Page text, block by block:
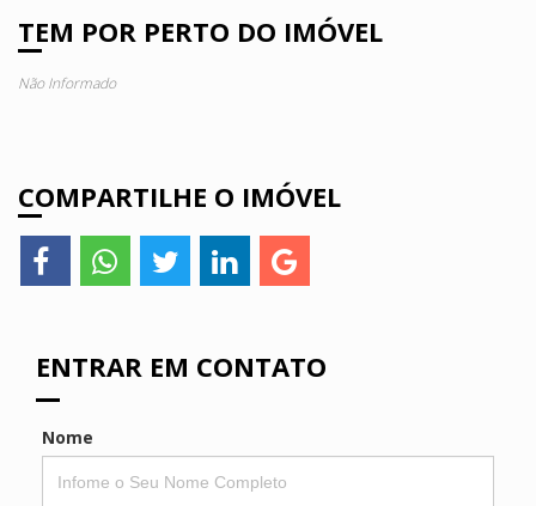
TEM POR PERTO DO IMÓVEL
Não Informado
COMPARTILHE O IMÓVEL
ENTRAR EM CONTATO
Nome